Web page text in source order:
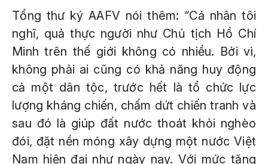
Tổng thư ký AAFV nói thêm: “Cá nhân tôi
nghĩ, quả thực người như Chủ tịch Hồ Chí
Minh trên thế giới không có nhiều. Bởi vì,
không phải ai cũng có khả năng huy động
cả một dân tộc, trước hết là tổ chức lực
lượng kháng chiến, chấm dứt chiến tranh và
sau đó là giúp đất nước thoát khỏi nghèo
đói, đặt nền móng xây dựng một nước Việt
Nam hiện đại như ngày nay. Với mức tăng